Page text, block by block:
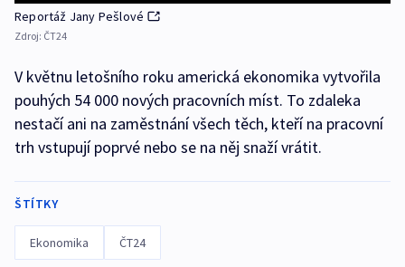
Reportáž Jany Pešlové
Zdroj: ČT24
V květnu letošního roku americká ekonomika vytvořila
pouhých 54 000 nových pracovních míst. To zdaleka
nestačí ani na zaměstnání všech těch, kteří na pracovní
trh vstupují poprvé nebo se na něj snaží vrátit.
ŠTÍTKY
Ekonomika ČT24